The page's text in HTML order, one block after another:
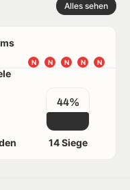
Alles sehen
N
N
N
N
N
44%
14 Siege